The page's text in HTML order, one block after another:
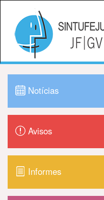
Notícias
Avisos
Informes